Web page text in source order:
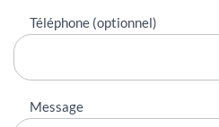
Téléphone (optionnel)
Message